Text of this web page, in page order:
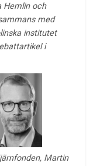
Hemlin och
med
institutet
i
Martin